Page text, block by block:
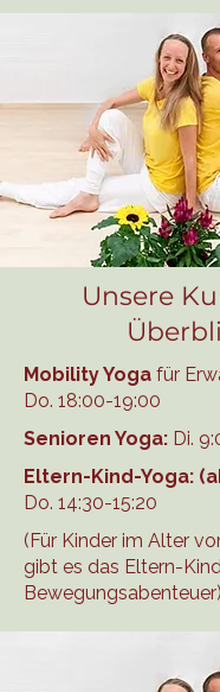
Unsere
Mobility Yoga für
Do. 18:00-19:00
Senioren Yoga: Di.
Eltern-Kind-Yoga:
Do. 14:30-15:20
(Für Kinder im Alter
gibt es das Eltern-
Bewegungsabenteuer)